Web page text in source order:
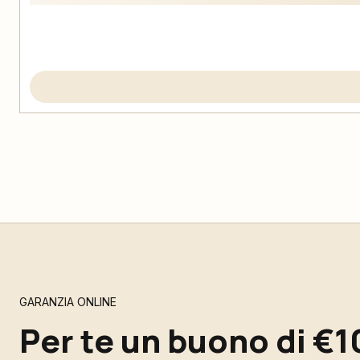
GARANZIA ONLINE
Per te un buono di